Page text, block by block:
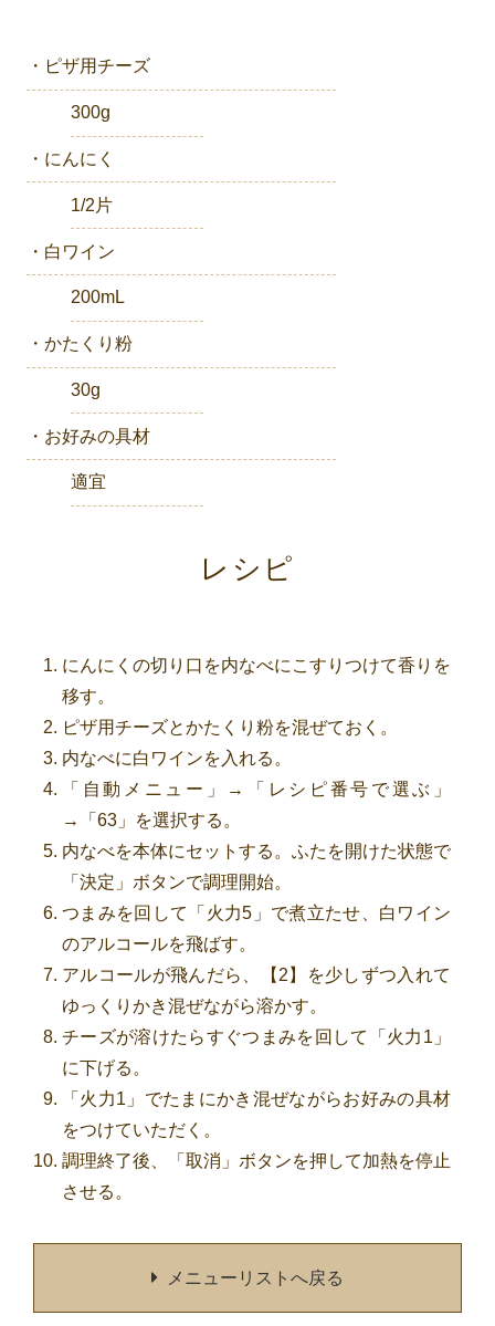
・ピザ用チーズ
300g
・にんにく
1/2片
・白ワイン
200mL
・かたくり粉
30g
・お好みの具材
適宜
レシピ
にんにくの切り口を内なべにこすりつけて香りを
移す。
ピザ用チーズとかたくり粉を混ぜておく。
内なべに白ワインを入れる。
「自動メニュー」→「レシピ番号で選ぶ」
→「63」を選択する。
内なべを本体にセットする。ふたを開けた状態で
「決定」ボタンで調理開始。
つまみを回して「火力5」で煮立たせ、白ワイン
のアルコールを飛ばす。
アルコールが飛んだら、【2】を少しずつ入れて
ゆっくりかき混ぜながら溶かす。
チーズが溶けたらすぐつまみを回して「火力1」
に下げる。
「火力1」でたまにかき混ぜながらお好みの具材
をつけていただく。
調理終了後、「取消」ボタンを押して加熱を停止
させる。
メニューリストへ戻る